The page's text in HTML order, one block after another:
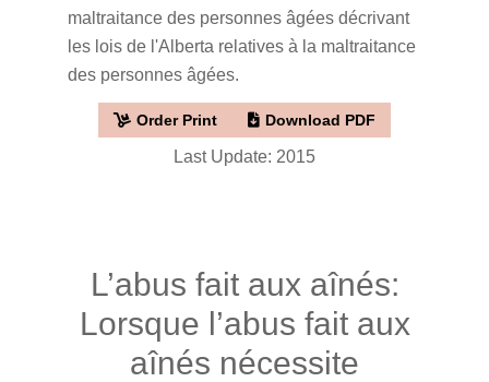
maltraitance des personnes âgées décrivant
les lois de l'Alberta relatives à la maltraitance
des personnes âgées.
Order Print Download PDF
Last Update: 2015
L’abus fait aux aînés:
Lorsque l’abus fait aux
aînés nécessite